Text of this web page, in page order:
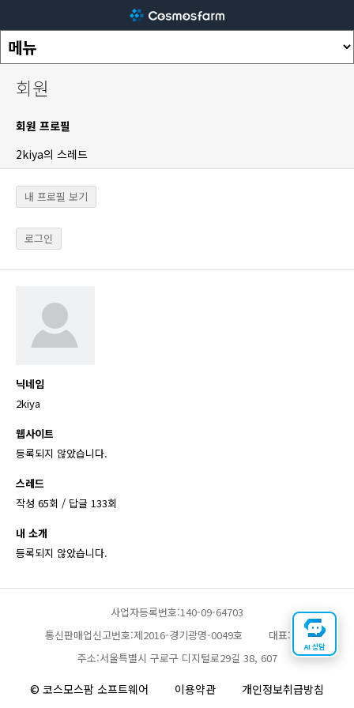
회원
회원 프로필
2kiya의 스레드
내 프로필 보기
로그인
닉네임
2kiya
웹사이트
등록되지 않았습니다.
스레드
작성 65회 / 답글 133회
내 소개
등록되지 않았습니다.
사업자등록번호:140-09-64703
통신판매업신고번호:제2016-경기광명-0049호
대표:채찬
주소:서울특별시 구로구 디지털로29길 38, 607
© 코스모스팜 소프트웨어 이용약관
개인정보취급방침
AI 상담